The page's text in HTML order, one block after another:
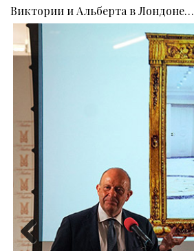
Виктории и Альберта в Лондоне…